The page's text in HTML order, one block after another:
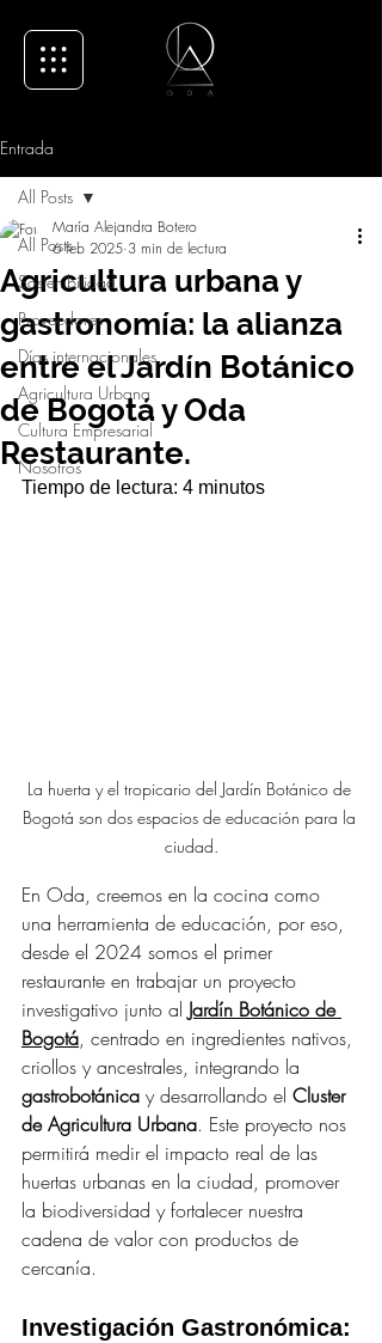
Entrada
All Posts
Sostenibilidad
Proveedores
Días internacionales
Agricultura Urbana
Cultura Empresarial
Nosotros
All Posts
Agricultura urbana y
gastronomía: la alianza
entre el Jardín Botánico
de Bogotá y Oda
Restaurante.
María Alejandra Botero
6 feb 2025 3 min de lectura
Tiempo de lectura: 4 minutos
La huerta y el tropicario del Jardín Botánico de
Bogotá son dos espacios de educación para la
ciudad.
En Oda, creemos en la cocina como
una herramienta de educación, por eso,
desde el 2024 somos el primer
restaurante en trabajar un proyecto
investigativo junto al Jardín Botánico de
Bogotá, centrado en ingredientes nativos,
criollos y ancestrales, integrando la
gastrobotánica y desarrollando el Cluster
de Agricultura Urbana. Este proyecto nos
permitirá medir el impacto real de las
huertas urbanas en la ciudad, promover
la biodiversidad y fortalecer nuestra
cadena de valor con productos de
cercanía.
Investigación Gastronómica: